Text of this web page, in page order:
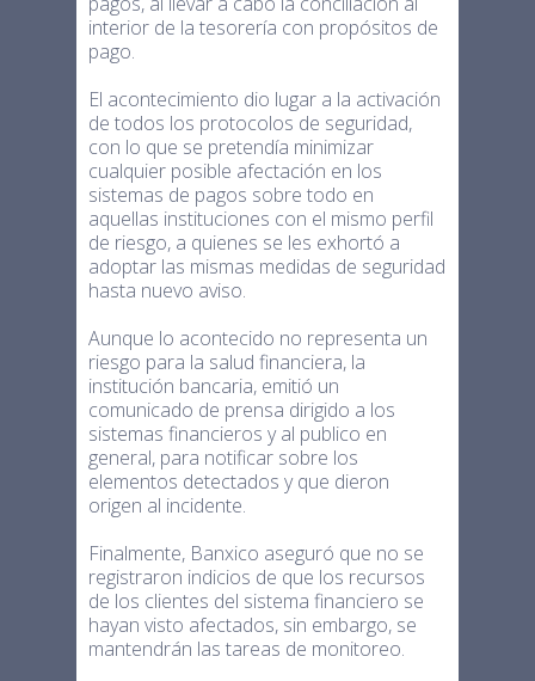
interior de la tesorería con propósitos de
pago.
El acontecimiento dio lugar a la activación
de todos los protocolos de seguridad,
con lo que se pretendía minimizar
cualquier posible afectación en los
sistemas de pagos sobre todo en
aquellas instituciones con el mismo perfil
de riesgo, a quienes se les exhortó a
adoptar las mismas medidas de seguridad
hasta nuevo aviso.
Aunque lo acontecido no representa un
riesgo para la salud financiera, la
institución bancaria, emitió un
comunicado de prensa dirigido a los
sistemas financieros y al publico en
general, para notificar sobre los
elementos detectados y que dieron
origen al incidente.
Finalmente, Banxico aseguró que no se
registraron indicios de que los recursos
de los clientes del sistema financiero se
hayan visto afectados, sin embargo, se
mantendrán las tareas de monitoreo.